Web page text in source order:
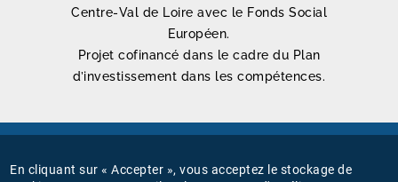
Centre-Val de Loire avec le Fonds Social
Européen.
Projet cofinancé dans le cadre du Plan
d’investissement dans les compétences.
Mentions légales
En cliquant sur « Accepter », vous acceptez le stockage de